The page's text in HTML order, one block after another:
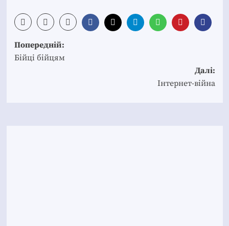
Post
navigation
Попередній:
Бійці бійцям
Далі:
Інтернет-війна